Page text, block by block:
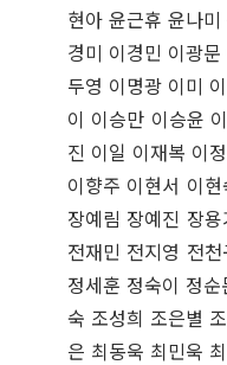
현아 윤근휴 윤나
경미 이경민 이광
두영 이명광 이미
이 이승만 이승윤
진 이일 이재복 이
이향주 이현서 이
장예림 장예진 장
전재민 전지영 전
정세훈 정숙이 정
숙 조성희 조은별
은 최동욱 최민욱